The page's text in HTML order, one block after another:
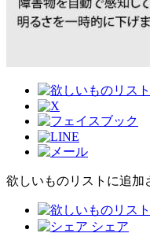
欲しいものリストに追加
シェア